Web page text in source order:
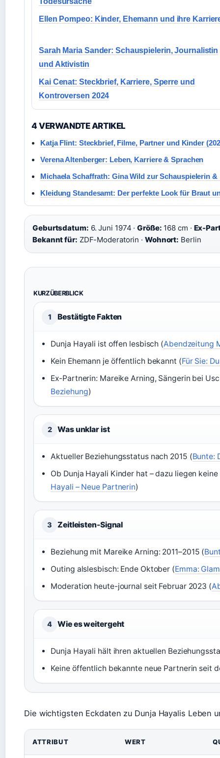
Ellen Pompeo: Kinder, Ehemann und ihre
Sarah Maria Sander: Schauspielerin, Journalistin
und Aktivistin
Kai Cenat: Steckbrief, Karriere, Sperre und
Kontroversen 2024
4 VERWANDTE ARTIKEL
Katja Flint: Steckbrief, Filme, Partner und Kinder
Verena Altenberger: Leben, Karriere & Sprachen
Michaela Schaffrath: Gina Wild zur Schauspielerin
Kleidung Standesamt: Der perfekte Look für Braut
Geburtsdatum: 6. Juni 1974 ·Größe: 168 cm · Ex-
Bekannt für: ZDF-Moderatorin · Wohnort: Berlin
KURZÜBERBLICK
1 Bestätigte Fakten
Dunja Hayali ist offen lesbisch (Abendzeitung
Kein Ehemann je öffentlich bekannt (Für Sie:
Ex-Partnerin: Mareike Arning, Sängerin bei
Beziehung)
2 Was unklar ist
Aktueller Beziehungsstatus nach 2015 (Bunte:
Ob Dunja Hayali Kinder hat – dazu liegen
Hayali – Neue Partnerin)
3 Zeitleisten-Signal
Beziehung mit Mareike Arning: 2011–2015 (
Outing alslesbisch: Ende Oktober (Emma:
Moderation heute-journal seit Februar 2023 (
4 Wie es weitergeht
Dunja Hayali hält ihren aktuellen
Keine öffentlich bekannte neue Partnerin seit
Die wichtigsten Eckdaten zu Dunja Hayalis Leben
ATTRIBUT WERT